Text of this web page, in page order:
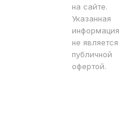
на сайте.
Указанная
информация
не является
публичной
офертой.